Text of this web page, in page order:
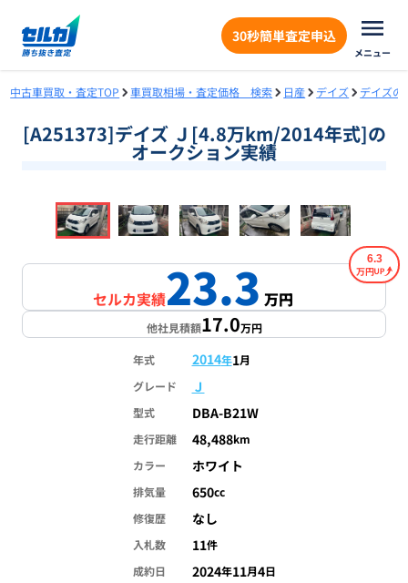
30秒簡単査定申込
メニュー
中古車買取・査定TOP 車買取相場・査定価格 検索 日産 デイズ デイズの
[A251373]デイズ Ｊ[4.8万km/2014年式]の
オークション実績
1/18
セルカ実績23.3万円
6.3
万円
他社見積額17.0万円
年式 2014年1月
グレード
Ｊ
型式 DBA-B21W
走行距離 48,488km
カラー
ホワイト
排気量 650cc
修復歴
なし
入札数 11件
成約日
2024年11月4日